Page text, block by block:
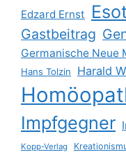
Edzard Ernst
Gastbeitrag
Germanische Neue
Hans Tolzin Harald
Impfgegner
Kopp-Verlag